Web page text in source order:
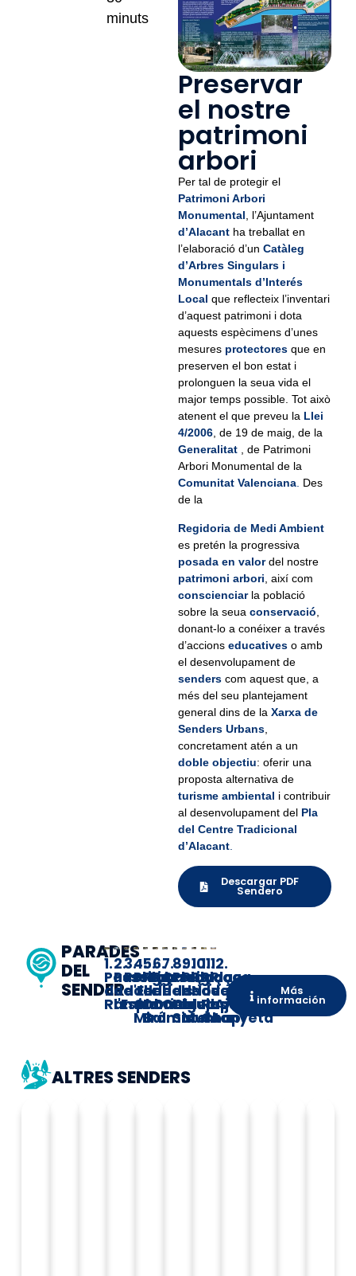
minuts
Preservar
el nostre
patrimoni
arbori
Per tal de protegir el
Patrimoni Arbori
Monumental, l’Ajuntament
d’Alacant ha treballat en
l’elaboració d’un Catàleg
d’Arbres Singulars i
Monumentals d’Interés
Local que reflecteix l’inventari
d’aquest patrimoni i dota
aquests espècimens d’unes
mesures protectores que en
preserven el bon estat i
prolonguen la seua vida el
major temps possible. Tot això
atenent el que preveu la Llei
4/2006, de 19 de maig, de la
Generalitat , de Patrimoni
Arbori Monumental de la
Comunitat Valenciana. Des
de la
Regidoria de Medi Ambient
es pretén la progressiva
posada en valordel nostre
patrimoni arbori , així com
conscienciarla població
sobre la seua conservació
donant-lo a conéixer a través
d’accions educatives o amb
el desenvolupament de
senders com aquest que, a
més del seu plantejament
general dins de la Xarxa de
Senders Urbans
concretament atén a un
doble objectiu: oferir una
proposta alternativa de
turisme ambiental i contribuir
al desenvolupament del Pla
del Centre Tradicional
d’Alacant
Descargar PDF
Sendero
PARADES
DEL
SENDER
1.
Passeig
de
Ramiro
2.
Passeig
de
l'Esplanada
3.
Portal
d'Elx
4.
Plaça
de
Gabriel
Miró
5.
Plaça
del
Doctor
Balmis
6.
Passeig
de
Canalejas
7.
Creu
dels
Caiguts
8.
Plaça
de
Calvo
Sotelo
9.
Plaça
de
la
Muntanyeta
10.
Plaça
Nova
11.
Plaça
de
Ruperto
Chapí
12.
Plaça
de
lAjuntament
Más
información
ALTRES SENDERS